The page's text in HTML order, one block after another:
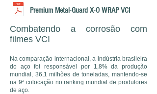
Premium Metal-Guard X-O WRAP VCI
Combatendo a corrosão com
filmes VCI
Na comparação internacional, a indústria brasileira
do aço foi responsável por 1,8% da produção
mundial, 36,1 milhões de toneladas, mantendo-se
na 9ª colocação no ranking mundial de produtores
de aço.